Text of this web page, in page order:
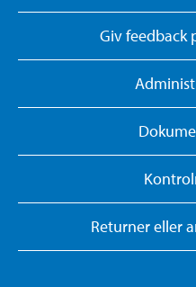
Giv feedback
Returner eller